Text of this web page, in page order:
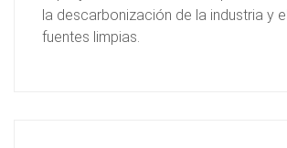
la descarbonización de la industria y
fuentes limpias.